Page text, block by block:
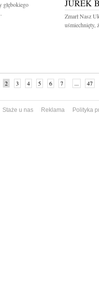
głębokiego
JUREK
Zmarł Nasz
uśmiechnięty,
2 3 4 5 6 7 ... 47
Staże u nas Reklama
Polityka